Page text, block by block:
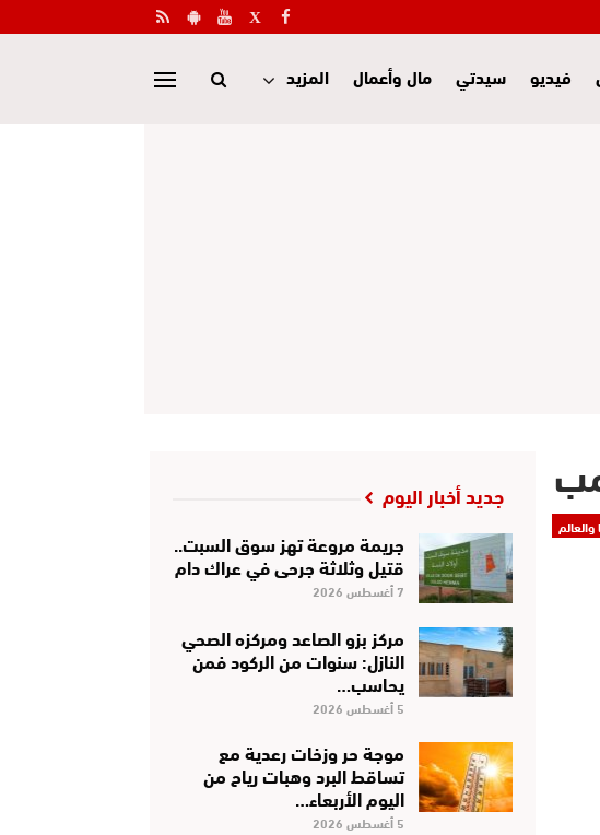
فيديو سيدتي مال وأعمال المزيد
والعالم
جديد أخبار اليوم
جريمة مروعة تهز سوق السبت..
قتيل وثلاثة جرحى في عراك دام
7 أغسطس 2026
مركز بزو الصاعد ومركزه الصحي
النازل: سنوات من الركود فمن
يحاسب…
5 أغسطس 2026
موجة حر وزخات رعدية مع
تساقط البرد وهبات رياح من
اليوم الأربعاء…
5 أغسطس 2026